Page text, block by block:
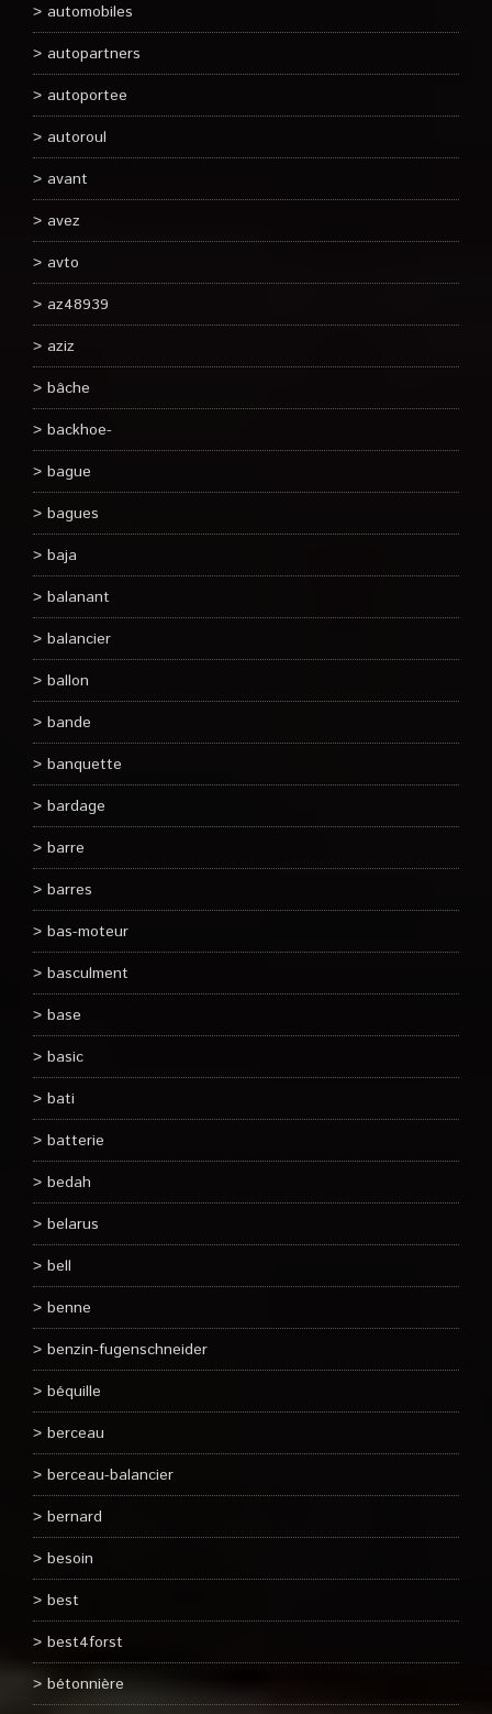
automobiles
autopartners
autoportee
autoroul
avant
avez
avto
az48939
aziz
bâche
backhoe-
bague
bagues
baja
balanant
balancier
ballon
bande
banquette
bardage
barre
barres
bas-moteur
basculment
base
basic
bati
batterie
bedah
belarus
bell
benne
benzin-fugenschneider
béquille
berceau
berceau-balancier
bernard
besoin
best
best4forst
bétonnière